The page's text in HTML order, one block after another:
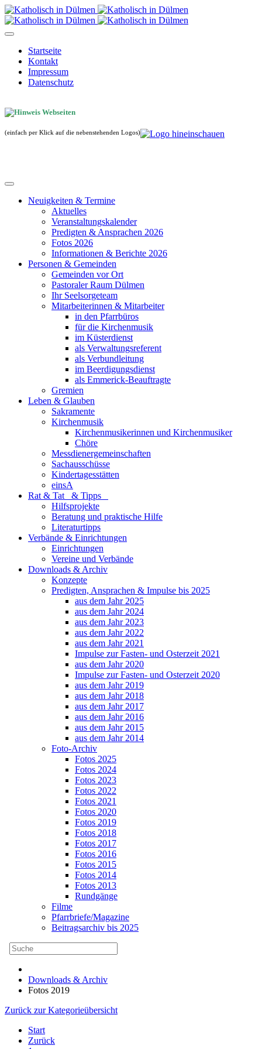
Startseite
Kontakt
Impressum
Datenschutz
(einfach per Klick auf die nebenstehenden Logos)
Neuigkeiten & Termine
Aktuelles
Veranstaltungskalender
Predigten & Ansprachen 2026
Fotos 2026
Informationen & Berichte 2026
Personen & Gemeinden
Gemeinden vor Ort
Pastoraler Raum Dülmen
Ihr Seelsorgeteam
Mitarbeiterinnen & Mitarbeiter
in den Pfarrbüros
für die Kirchenmusik
im Küsterdienst
als Verwaltungsreferent
als Verbundleitung
im Beerdigungsdienst
als Emmerick-Beauftragte
Gremien
Leben & Glauben
Sakramente
Kirchenmusik
Kirchenmusikerinnen und Kirchenmusiker
Chöre
Messdienergemeinschaften
Sachausschüsse
Kindertagesstätten
einsA
Rat & Tat & Tipps
Hilfsprojekte
Beratung und praktische Hilfe
Literaturtipps
Verbände & Einrichtungen
Einrichtungen
Vereine und Verbände
Downloads & Archiv
Konzepte
Predigten, Ansprachen & Impulse bis 2025
aus dem Jahr 2025
aus dem Jahr 2024
aus dem Jahr 2023
aus dem Jahr 2022
aus dem Jahr 2021
Impulse zur Fasten- und Osterzeit 2021
aus dem Jahr 2020
Impulse zur Fasten- und Osterzeit 2020
aus dem Jahr 2019
aus dem Jahr 2018
aus dem Jahr 2017
aus dem Jahr 2016
aus dem Jahr 2015
aus dem Jahr 2014
Foto-Archiv
Fotos 2025
Fotos 2024
Fotos 2023
Fotos 2022
Fotos 2021
Fotos 2020
Fotos 2019
Fotos 2018
Fotos 2017
Fotos 2016
Fotos 2015
Fotos 2014
Fotos 2013
Rundgänge
Filme
Pfarrbriefe/Magazine
Beitragsarchiv bis 2025
Downloads & Archiv
Fotos 2019
Zurück zur Kategorieübersicht
Start
Zurück